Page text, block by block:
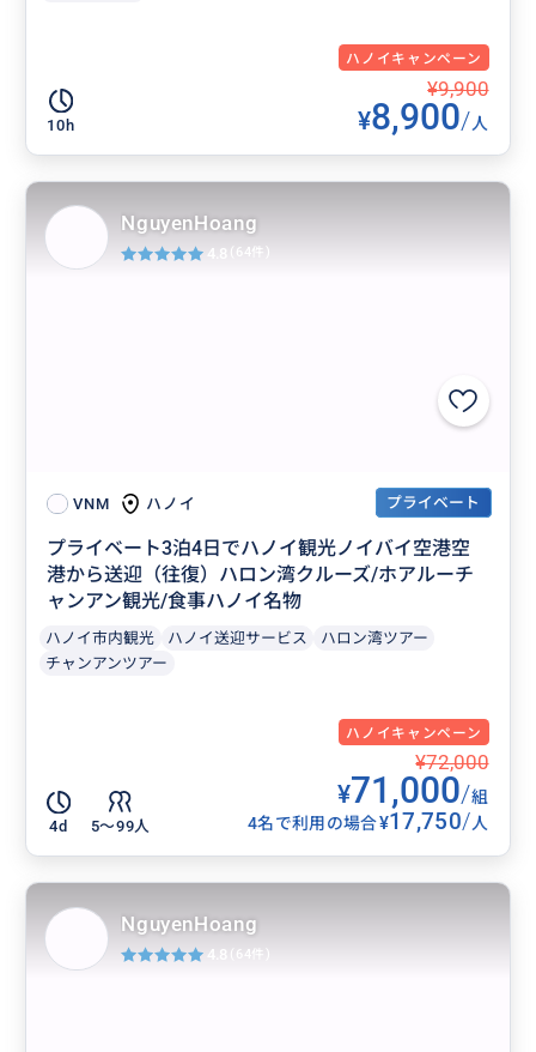
ハノイキャンペーン
10h
¥9,900
¥8,900/人
VNM ハノイ プライベート
プライベート3泊4日でハノイ観光ノイバイ空港空
港から送迎（往復）ハロン湾クルーズ/ホアルーチ
ャンアン観光/食事ハノイ名物
ハノイ市内観光 ハノイ送迎サービス
ハロン湾ツアー
チャンアンツアー
ハノイキャンペーン
4d 5〜99人
¥72,000
¥71,000/組
4名で利用の場合¥17,750/人
NguyenHoang
4.8 (64件)
NguyenHoang
4.8 (64件)